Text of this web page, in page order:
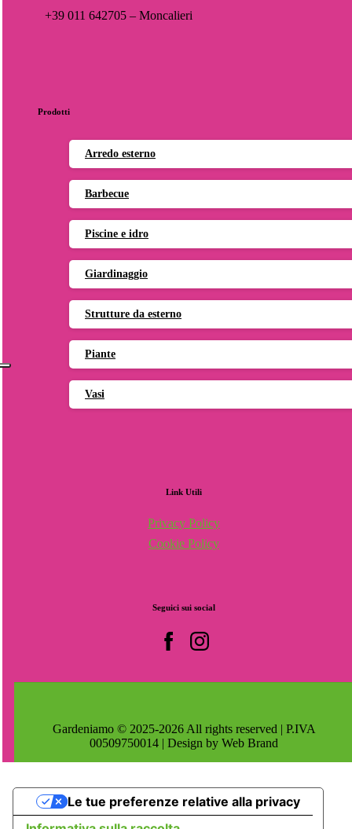
+39 011 642705 – Moncalieri
Prodotti
Arredo esterno
Barbecue
Piscine e idro
Giardinaggio
Strutture da esterno
Piante
Vasi
Link Utili
Privacy Policy
Cookie Policy
Seguici sui social
Gardeniamo © 2025-2026 All rights reserved | P.IVA
00509750014 | Design by Web Brand
Le tue preferenze relative alla privacy